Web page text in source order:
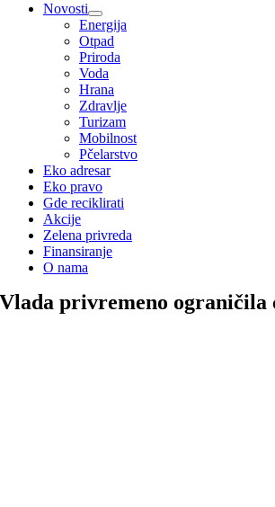
Novosti
Energija
Otpad
Priroda
Voda
Hrana
Zdravlje
Turizam
Mobilnost
Pčelarstvo
Eko adresar
Eko pravo
Gde reciklirati
Akcije
Zelena privreda
Finansiranje
O nama
Vlada privremeno ograničila